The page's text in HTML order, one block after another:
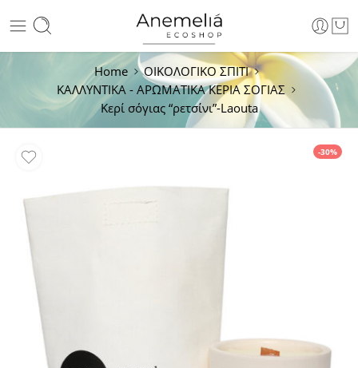
Home
ΟΙΚΟΛΟΓΙΚΟ ΣΠΙΤΙ
ΚΑΛΛΥΝΤΙΚΑ - ΑΡΩΜΑΤΙΚΑ ΚΕΡΙΑ ΣΟΓΙΑΣ
Κερί σόγιας “ρετσίνι”-Laouta
-30%